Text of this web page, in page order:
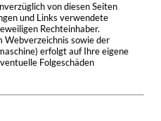
von diesen Seiten
und Links verwendete
Rechteinhaber.
Webverzeichnis sowie der
erfolgt auf Ihre eigene
Folgeschäden